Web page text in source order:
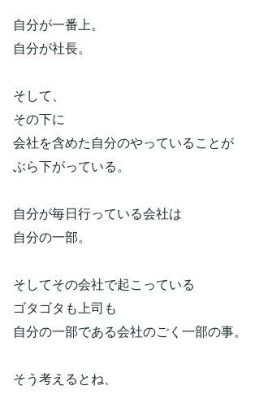
自分が一番上。
自分が社長。
そして、
その下に
会社を含めた自分のやっていることが
ぶら下がっている。
自分が毎日行っている会社は
自分の一部。
そしてその会社で起こっている
ゴタゴタも上司も
自分の一部である会社のごく一部の事。
そう考えるとね、